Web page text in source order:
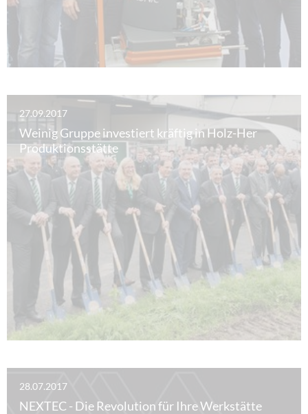
27.09.2017
Weinig Gruppe investiert kräftig in Holz-Her
Produktionsstätte
28.07.2017
NEXTEC - Die Revolution für Ihre Werkstätte